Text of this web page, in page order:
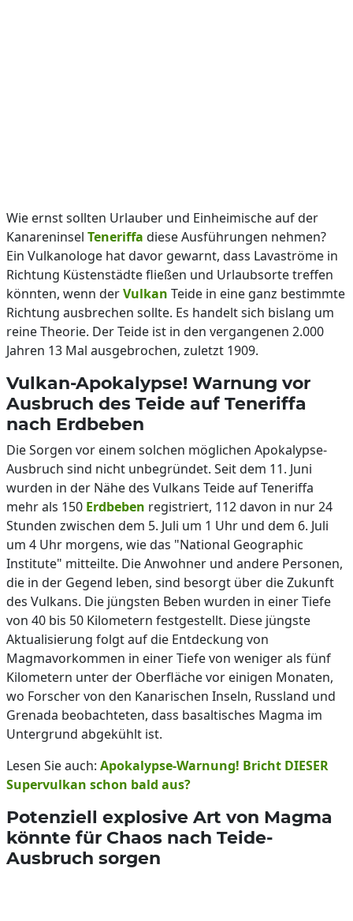
Wie ernst sollten Urlauber und Einheimische auf der
Kanareninsel Teneriffa diese Ausführungen nehmen?
Ein Vulkanologe hat davor gewarnt, dass Lavaströme in
Richtung Küstenstädte fließen und Urlaubsorte treffen
könnten, wenn derVulkan Teide in eine ganz bestimmte
Richtung ausbrechen sollte. Es handelt sich bislang um
reine Theorie. Der Teide ist in den vergangenen 2.000
Jahren 13 Mal ausgebrochen, zuletzt 1909.
Vulkan-Apokalypse! Warnung vor
Ausbruch des Teide auf Teneriffa
nach Erdbeben
Die Sorgen vor einem solchen möglichen Apokalypse-
Ausbruch sind nicht unbegründet. Seit dem 11. Juni
wurden in der Nähe des Vulkans Teide auf Teneriffa
mehr als 150 Erdbeben registriert, 112 davon in nur 24
Stunden zwischen dem 5. Juli um 1 Uhr und dem 6. Juli
um 4 Uhr morgens, wie das "National Geographic
Institute" mitteilte. Die Anwohner und andere Personen,
die in der Gegend leben, sind besorgt über die Zukunft
des Vulkans. Die jüngsten Beben wurden in einer Tiefe
von 40 bis 50 Kilometern festgestellt. Diese jüngste
Aktualisierung folgt auf die Entdeckung von
Magmavorkommen in einer Tiefe von weniger als fünf
Kilometern unter der Oberfläche vor einigen Monaten,
wo Forscher von den Kanarischen Inseln, Russland und
Grenada beobachteten, dass basaltisches Magma im
Untergrund abgekühlt ist.
Lesen Sie auch: Apokalypse-Warnung! Bricht DIESER
Supervulkan schon bald aus?
Potenziell explosive Art von Magma
könnte für Chaos nach Teide-
Ausbruch sorgen